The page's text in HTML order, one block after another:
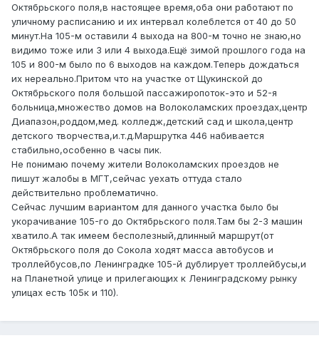
Октябрьского поля,в настоящее время,оба они работают по
уличному расписанию и их интервал колеблется от 40 до 50
минут.На 105-м оставили 4 выхода на 800-м точно не знаю,но
видимо тоже или 3 или 4 выхода.Ещё зимой прошлого года на
105 и 800-м было по 6 выходов на каждом.Теперь дождаться
их нереально.Притом что на участке от Щукинской до
Октябрьского поля большой пассажиропоток-это и 52-я
больница,множество домов на Волоколамских проездах,центр
Диапазон,роддом,мед. колледж,детский сад и школа,центр
детского творчества,и.т.д.Маршрутка 446 набивается
стабильно,особенно в часы пик.
Не понимаю почему жители Волоколамских проездов не
пишут жалобы в МГТ,сейчас уехать оттуда стало
действительно проблематично.
Сейчас лучшим вариантом для данного участка было бы
укорачивание 105-го до Октябрьского поля.Там бы 2-3 машин
хватило.А так имеем бесполезный,длинный маршрут(от
Октябрьского поля до Сокола ходят масса автобусов и
троллейбусов,по Ленинградке 105-й дублирует троллейбусы,и
на Планетной улице и прилегающих к Ленинградскому рынку
улицах есть 105к и 110).